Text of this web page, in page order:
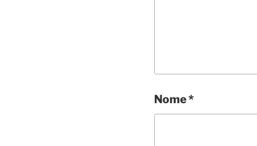
Nome*